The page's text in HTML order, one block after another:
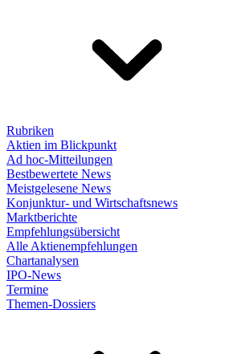
Rubriken
Aktien im Blickpunkt
Ad hoc-Mitteilungen
Bestbewertete News
Meistgelesene News
Konjunktur- und Wirtschaftsnews
Marktberichte
Empfehlungsübersicht
Alle Aktienempfehlungen
Chartanalysen
IPO-News
Termine
Themen-Dossiers